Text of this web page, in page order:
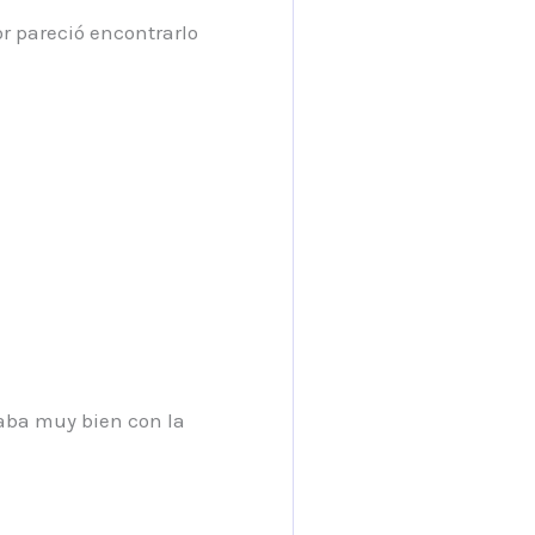
pareció encontrarlo
muy bien con la